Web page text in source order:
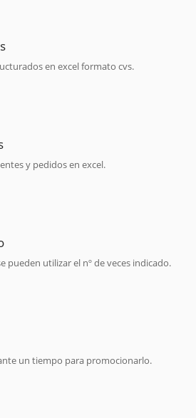
en excel formato cvs.
y pedidos en excel.
pueden utilizar el nº de veces indicado.
un tiempo para promocionarlo.